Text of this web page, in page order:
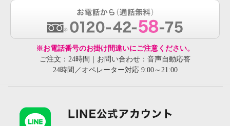
※お電話番号のお掛け間違いにご注意ください。
ご注文：24時間｜お問い合わせ：音声自動応答
24時間／オペレーター対応 9:00～21:00